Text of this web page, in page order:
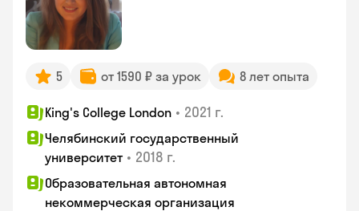
5 от 1590 ₽ за урок 8 лет опыта
King's College London • 2021 г.
Челябинский государственный
университет • 2018 г.
Образовательная автономная
некоммерческая организация